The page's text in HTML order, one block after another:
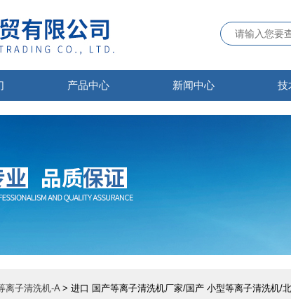
产品中心 新闻中心 技
离子清洗机-A> 进口 国产等离子清洗机厂家/国产 小型等离子清洗机/